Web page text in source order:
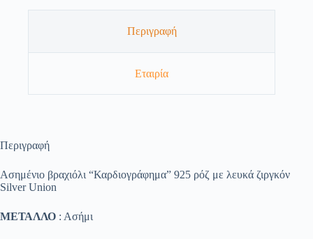
Περιγραφή
Εταιρία
Περιγραφή
Ασημένιο βραχιόλι “Καρδιογράφημα” 925 ρόζ με λευκά ζιργκόν
Silver Union
ΜΕΤΑΛΛΟ : Ασήμι